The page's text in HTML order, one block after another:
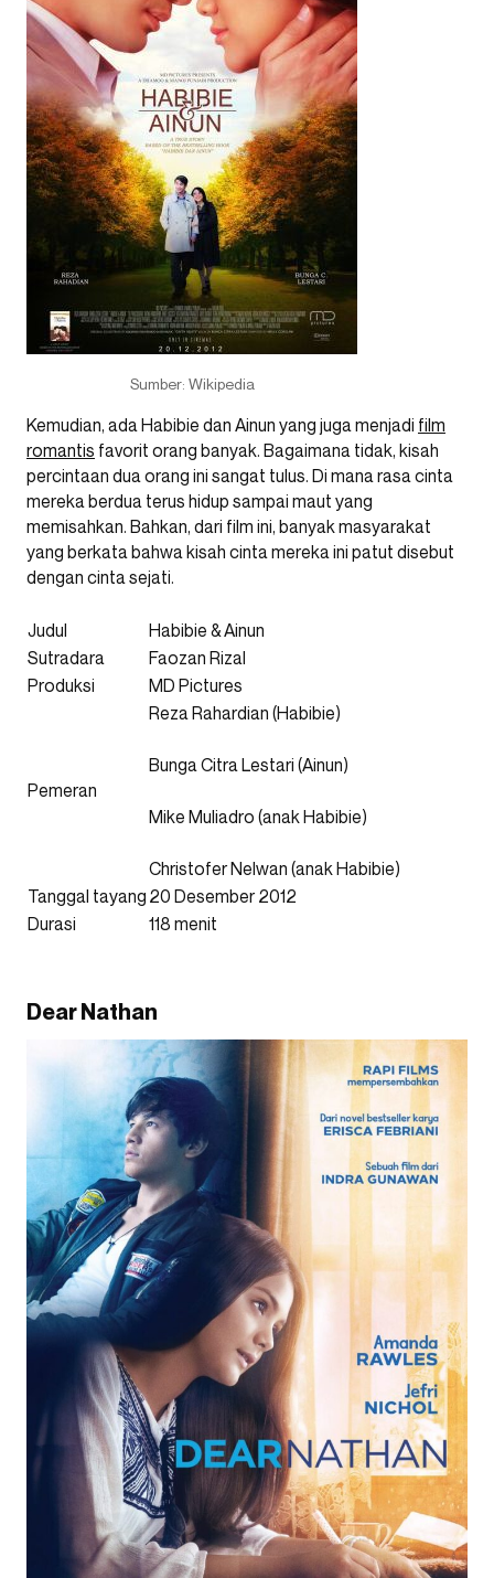
Sumber: Wikipedia
Kemudian, ada Habibie dan Ainun yang juga menjadi film
romantis favorit orang banyak. Bagaimana tidak, kisah
percintaan dua orang ini sangat tulus. Di mana rasa cinta
mereka berdua terus hidup sampai maut yang
memisahkan. Bahkan, dari film ini, banyak masyarakat
yang berkata bahwa kisah cinta mereka ini patut disebut
dengan cinta sejati.
Judul
Habibie & Ainun
Sutradara
Faozan Rizal
Produksi
MD Pictures
Pemeran
Reza Rahardian (Habibie)
Bunga Citra Lestari (Ainun)
Mike Muliadro (anak Habibie)
Christofer Nelwan (anak Habibie)
Tanggal tayang 20 Desember 2012
Durasi
118 menit
Dear Nathan